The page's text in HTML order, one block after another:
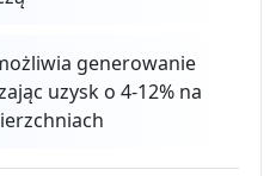
generowanie
uzysk o 4-12% na